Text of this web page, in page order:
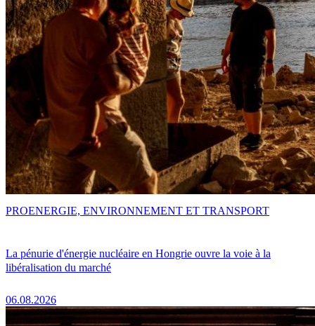
La pénurie d'énergie nucléaire en Hongrie ouvre la voie à la
libéralisation du marché
06.08.2026
PROENERGIE, ENVIRONNEMENT ET TRANSPORT